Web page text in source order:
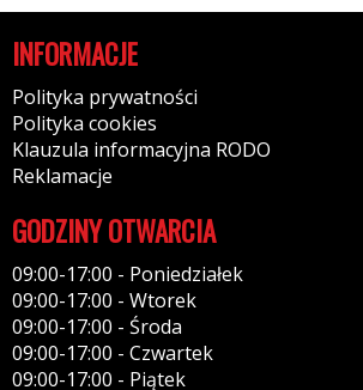
INFORMACJE
Polityka prywatności
Polityka cookies
Klauzula informacyjna RODO
Reklamacje
GODZINY OTWARCIA
09:00-17:00 - Poniedziałek
09:00-17:00 - Wtorek
09:00-17:00 - Środa
09:00-17:00 - Czwartek
09:00-17:00 - Piątek